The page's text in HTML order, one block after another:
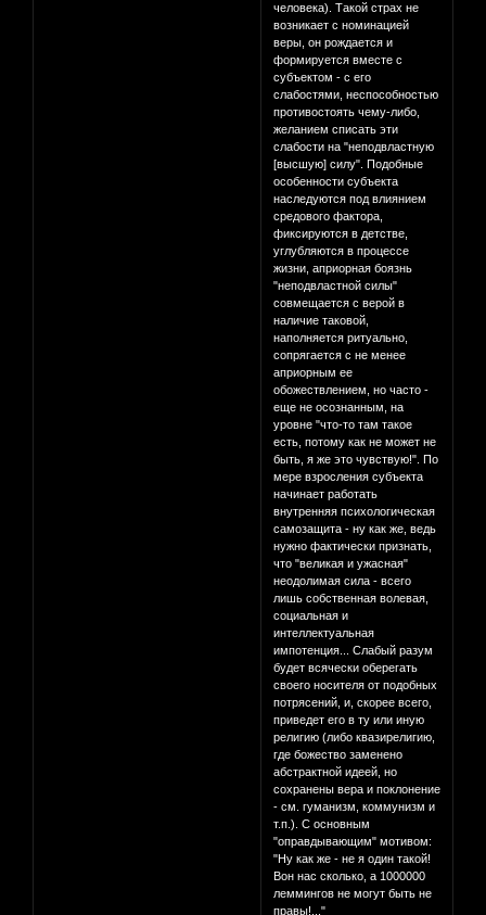
человека). Такой страх не
возникает с номинацией
веры, он рождается и
формируется вместе с
субъектом - с его
слабостями, неспособностью
противостоять чему-либо,
желанием списать эти
слабости на "неподвластную
[высшую] силу". Подобные
особенности субъекта
наследуются под влиянием
средового фактора,
фиксируются в детстве,
углубляются в процессе
жизни, априорная боязнь
"неподвластной силы"
совмещается с верой в
наличие таковой,
наполняется ритуально,
сопрягается с не менее
априорным ее
обожествлением, но часто -
еще не осознанным, на
уровне "что-то там такое
есть, потому как не может не
быть, я же это чувствую!". По
мере взросления субъекта
начинает работать
внутренняя психологическая
самозащита - ну как же, ведь
нужно фактически признать,
что "великая и ужасная"
неодолимая сила - всего
лишь собственная волевая,
социальная и
интеллектуальная
импотенция... Слабый разум
будет всячески оберегать
своего носителя от подобных
потрясений, и, скорее всего,
приведет его в ту или иную
религию (либо квазирелигию,
где божество заменено
абстрактной идеей, но
сохранены вера и поклонение
- см. гуманизм, коммунизм и
т.п.). С основным
"оправдывающим" мотивом:
"Ну как же - не я один такой!
Вон нас сколько, а 1000000
леммингов не могут быть не
правы!..."